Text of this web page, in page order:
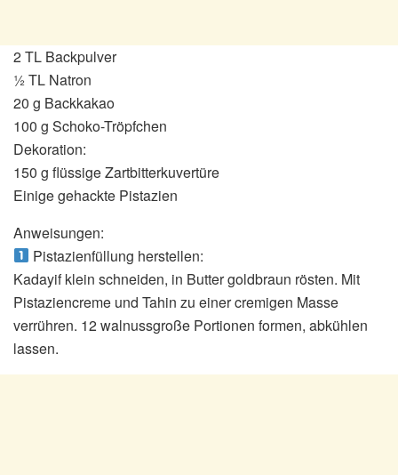
2 TL Backpulver
½ TL Natron
20 g Backkakao
100 g Schoko-Tröpfchen
Dekoration:
150 g flüssige Zartbitterkuvertüre
Einige gehackte Pistazien
Anweisungen:
Pistazienfüllung herstellen:
Kadayif klein schneiden, in Butter goldbraun rösten. Mit
Pistaziencreme und Tahin zu einer cremigen Masse
verrühren. 12 walnussgroße Portionen formen, abkühlen
lassen.